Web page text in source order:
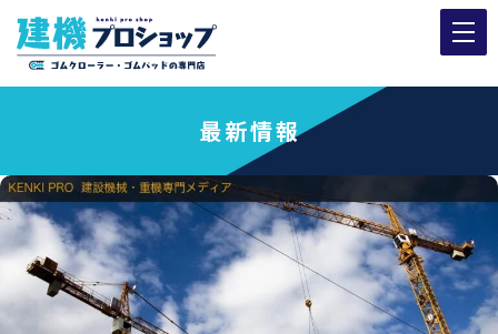
最新情報